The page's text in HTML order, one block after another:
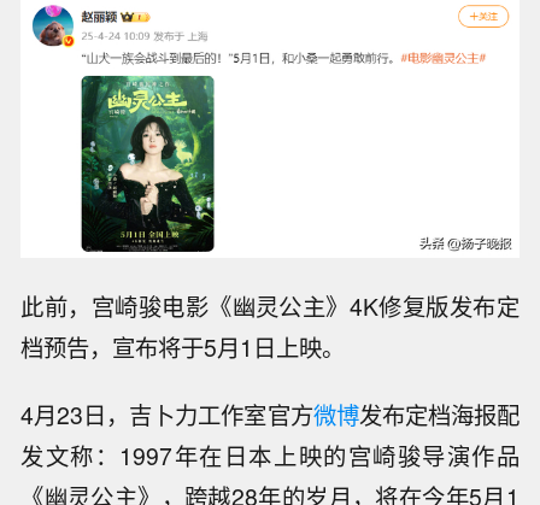
此前，宫崎骏电影《幽灵公主》4K修复版发布定
档预告，宣布将于5月1日上映。
4月23日，吉卜力工作室官方微博发布定档海报配
发文称：1997年在日本上映的宫崎骏导演作品
《幽灵公主》，跨越28年的岁月，将在今年5月1